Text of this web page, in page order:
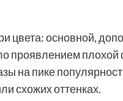
цвета: основной,
проявлением плохой
на пике
схожих оттенках.